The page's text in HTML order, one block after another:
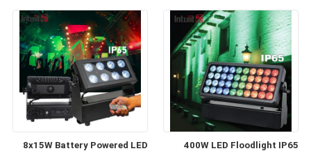
8x15W Battery Powered LED
400W LED Floodlight IP65